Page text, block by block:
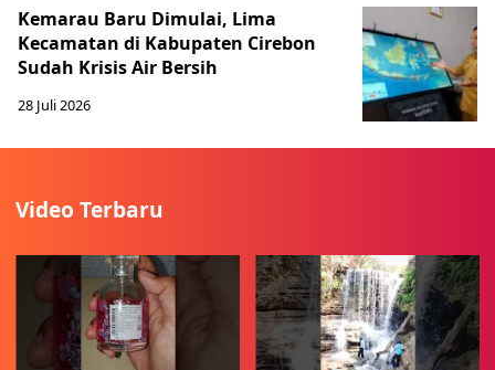
Kemarau Baru Dimulai, Lima
Kecamatan di Kabupaten Cirebon
Sudah Krisis Air Bersih
28 Juli 2026
Video Terbaru